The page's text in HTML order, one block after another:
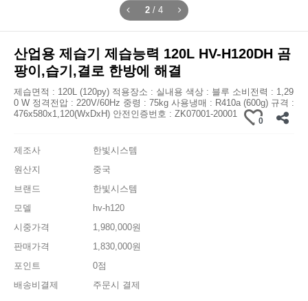
3 / 4
산업용 제습기 제습능력 120L HV-H120DH 곰
팡이,습기,결로 한방에 해결
제습면적 : 120L (120py) 적용장소 : 실내용 색상 : 블루 소비전력 : 1,29
0 W 정격전압 : 220V/60Hz 중령 : 75kg 사용냉매 : R410a (600g) 규격 :
476x580x1,120(WxDxH) 안전인증번호 : ZK07001-20001
0
제조사
한빛시스템
원산지
중국
브랜드
한빛시스템
모델
hv-h120
시중가격
1,980,000원
판매가격
1,830,000원
포인트
0점
배송비결제
주문시 결제